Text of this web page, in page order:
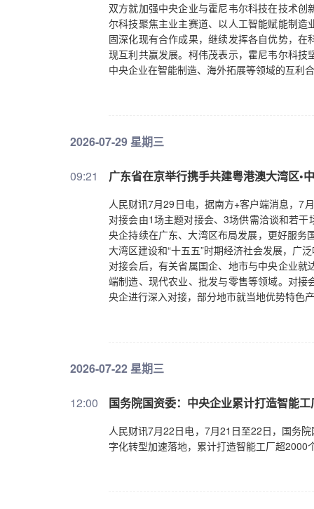
双方就加强中央企业与霍尼韦尔科技在技术
尔科技聚焦主业主赛道、以人工智能赋能制
固深化现有合作成果，继续发挥各自优势，
现互利共赢发展。柯伟茂表示，霍尼韦尔科
中央企业在智能制造、海外拓展等领域的互利
2026-07-29 星期三
09:21 广东省在京举行携手共建粤港澳大湾区•
人民财讯7月29日电，据南方+客户端消息，7
对接会由1场主题对接会、3场供需洽谈和若
央企持续在广东、大湾区布局发展，更好服
大湾区建设和“十五五”时期经济社会发展，广
对接会后，有关省属国企、地市与中央企业
端制造、现代农业、批发与零售等领域。对
央企进行深入对接，部分地市就当地优势特色
2026-07-22 星期三
12:00 国务院国资委：中央企业累计打造智能
人民财讯7月22日电，7月21日至22日，国务
字化转型加速落地，累计打造智能工厂超2000